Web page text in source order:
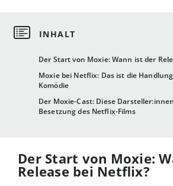
Der Start von Moxie: Wann ist der
Moxie bei Netflix: Das ist die
Komödie
Der Moxie-Cast: Diese
Besetzung des Netflix-Films
Der Start von Moxie:
Release bei Netflix?